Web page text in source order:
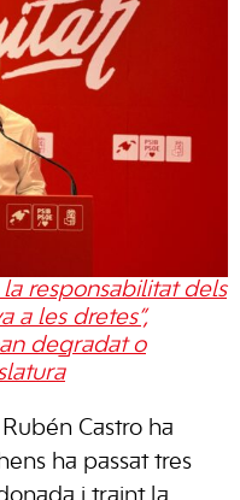
responsabilitat dels
a les dretes”,
degradat o
Castro ha
ha passat tres